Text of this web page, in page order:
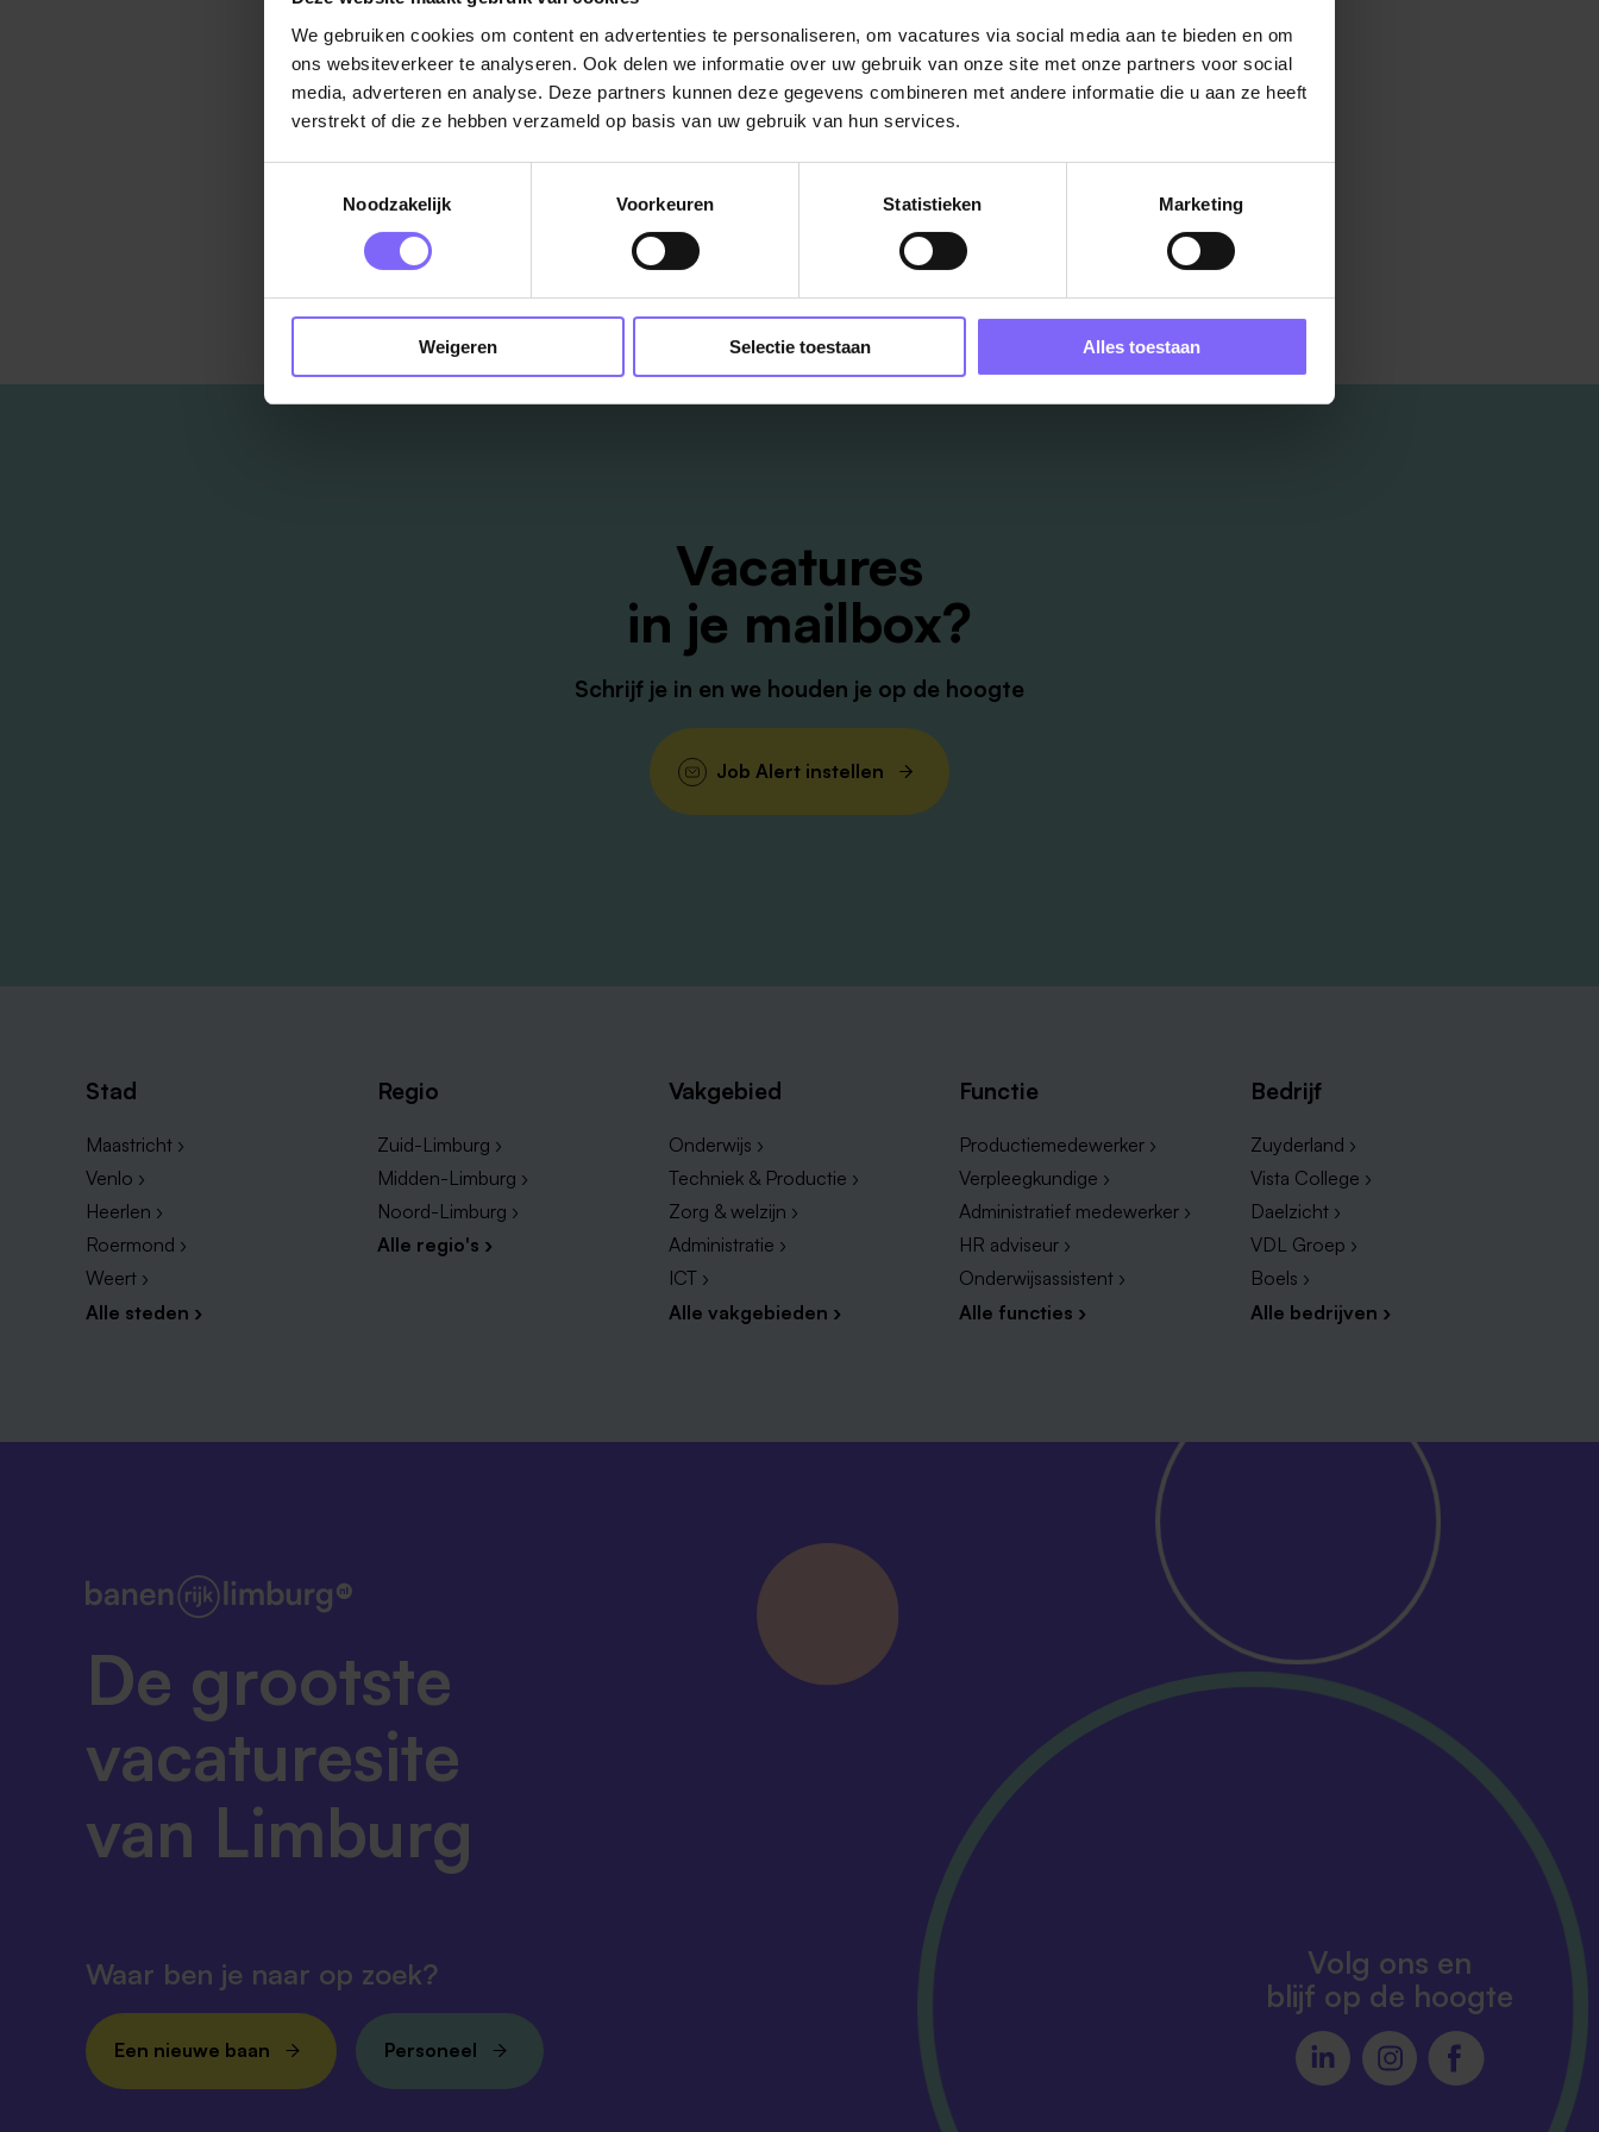
We gebruiken cookies om content en advertenties te personaliseren, om vacatures via social media aan te bieden en om
ons websiteverkeer te analyseren. Ook delen we informatie over uw gebruik van onze site met onze partners voor social
media, adverteren en analyse. Deze partners kunnen deze gegevens combineren met andere informatie die u aan ze heeft
verstrekt of die ze hebben verzameld op basis van uw gebruik van hun services.
Noodzakelijk
Voorkeuren Statistieken Marketing
Weigeren Selectie toestaan Alles toestaan
Bron:Managersonline
Vacatures
in je mailbox?
Schrijf je in en we houden je op de hoogte
Job Alert instellen
Stad
Maastricht ›
Venlo ›
Heerlen ›
Roermond ›
Weert ›
Alle steden ›
Regio
Zuid-Limburg ›
Midden-Limburg ›
Noord-Limburg ›
Alle regio's ›
Vakgebied
Onderwijs ›
Techniek & Productie ›
Zorg & welzijn ›
Administratie ›
ICT ›
Alle vakgebieden ›
Functie
Productiemedewerker ›
Verpleegkundige ›
Administratief medewerker ›
HR adviseur ›
Onderwijsassistent ›
Alle functies ›
Bedrijf
Zuyderland ›
Vista College ›
Daelzicht ›
VDL Groep ›
Boels ›
Alle bedrijven ›
De grootste
vacaturesite
van Limburg
Waar ben je naar op zoek?
Een nieuwe baan Personeel
Volg ons en
blijf op de hoogte